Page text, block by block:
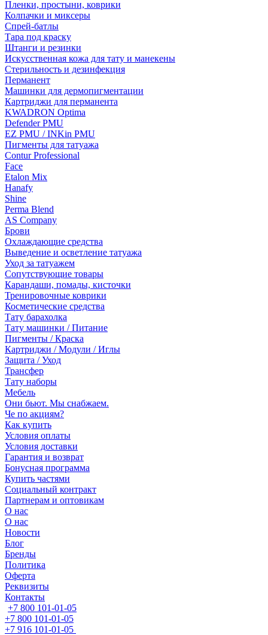
Пленки, простыни, коврики
Колпачки и миксеры
Спрей-батлы
Тара под краску
Штанги и резинки
Искусственная кожа для тату и манекены
Стерильность и дезинфекция
Перманент
Машинки для дермопигментации
Картриджи для перманента
KWADRON Optima
Defender PMU
EZ PMU / INKin PMU
Пигменты для татуажа
Contur Professional
Face
Etalon Mix
Hanafy
Shine
Perma Blend
AS Company
Брови
Охлаждающие средства
Выведение и осветление татуажа
Уход за татуажем
Сопутствующие товары
Карандаши, помады, кисточки
Тренировочные коврики
Косметические средства
Тату барахолка
Тату машинки / Питание
Пигменты / Краска
Картриджи / Модули / Иглы
Защита / Уход
Трансфер
Тату наборы
Мебель
Они бьют. Мы снабжаем.
Че по акциям?
Как купить
Условия оплаты
Условия доставки
Гарантия и возврат
Бонусная программа
Купить частями
Социальный контракт
Партнерам и оптовикам
О нас
О нас
Новости
Блог
Бренды
Политика
Оферта
Реквизиты
Контакты
+7 800 101-01-05
+7 800 101-01-05
+7 916 101-01-05